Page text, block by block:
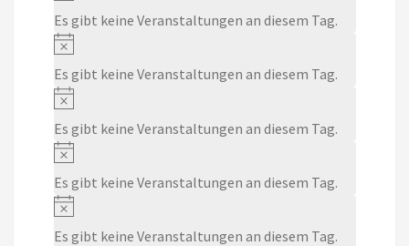
Es gibt keine Veranstaltungen an diesem Tag.
Es gibt keine Veranstaltungen an diesem Tag.
Es gibt keine Veranstaltungen an diesem Tag.
Es gibt keine Veranstaltungen an diesem Tag.
Es gibt keine Veranstaltungen an diesem Tag.